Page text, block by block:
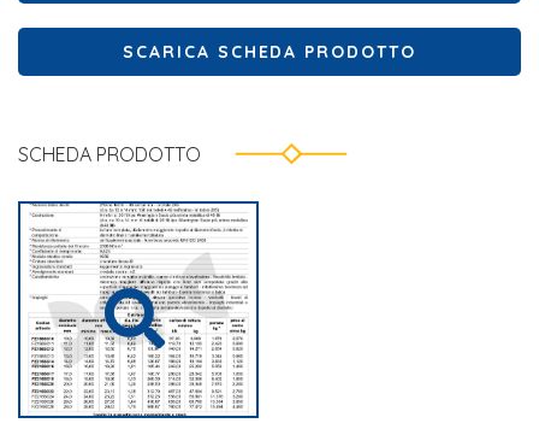
SCARICA SCHEDA PRODOTTO
SCHEDA PRODOTTO